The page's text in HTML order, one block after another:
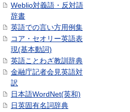
Weblio対義語・反対語
辞書
英語での言い方用例集
コア・セオリー英語表
現(基本動詞)
英語ことわざ教訓辞典
金融庁記者会見英語対
訳
日本語WordNet(英和)
日英固有名詞辞典